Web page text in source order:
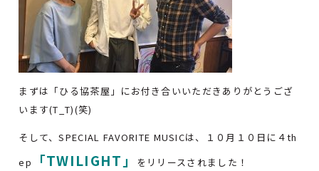
まずは「ひる協茶屋」にお付き合いいただきありがとうござ
います(T_T)(笑)
そして、SPECIAL FAVORITE MUSICは、１０月１０日に４th
ep
「TWILIGHT」 をリリースされました！